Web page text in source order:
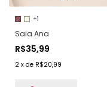
+1
Saia Ana
R$35,99
2 x de R$20,99